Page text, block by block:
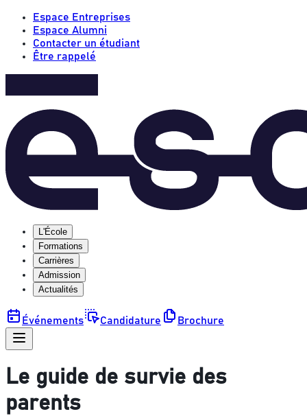
Espace Entreprises
Espace Alumni
Contacter un étudiant
Être rappelé
L'École
Formations
Carrières
Admission
Actualités
Événements Candidature Brochure
Le guide de survie des
parents